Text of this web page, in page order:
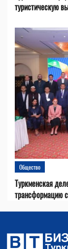
туристическую
Общество
Туркменская
трансформацию